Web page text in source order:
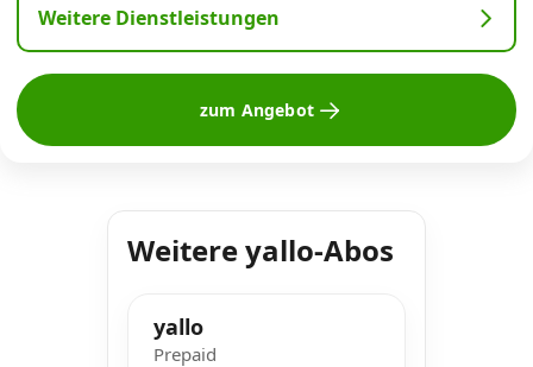
Weitere Dienstleistungen
zum Angebot
Weitere yallo-Abos
yallo
Prepaid